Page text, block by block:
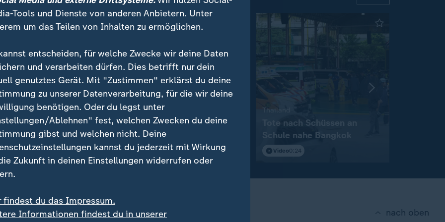
Quartal:
bei Daimler Truck
0:38
Temperaturen von bis zu 37 Grad
Bulgarien: Waldbrand sorgt
für langen Stau
Video0:20
Thailand
Tote nach Schüssen an
Schule nahe Bangkok
Video0:24
nach oben
Tools und Dienste von anderen Anbietern. Unter
um das Teilen von Inhalten zu ermöglichen.
entscheiden, für welche Zwecke wir deine Daten
und verarbeiten dürfen. Dies betrifft nur dein
genutztes Gerät. Mit "Zustimmen" erklärst du deine
zu unserer Datenverarbeitung, für die wir deine
benötigen. Oder du legst unter
Ablehnen" fest, welchen Zwecken du deine
gibst und welchen nicht. Deine
kannst du jederzeit mit Wirkung
Zukunft in deinen Einstellungen widerrufen oder
findest du das Impressum.
Informationen findest du in unserer